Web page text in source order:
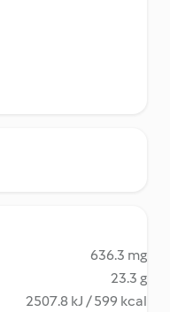
636.3 mg
23.3 g
2507.8 kJ / 599 kcal